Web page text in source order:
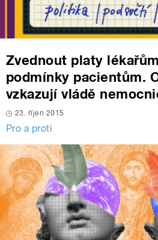
Zvednout platy
podmínky pacientům.
vzkazují vládě
23. říjen 2015
Pro a proti